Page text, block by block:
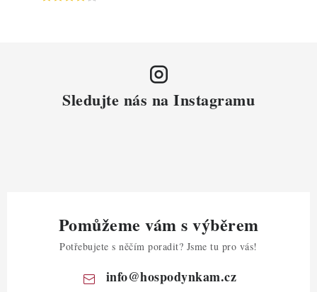
Sledujte nás na Instagramu
Pomůžeme vám s výběrem
Potřebujete s něčím poradit? Jsme tu pro vás!
info@hospodynkam.cz